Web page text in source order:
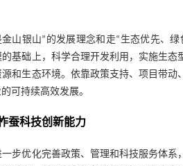
山银山”的发展理念和走“生态优先、
基础上，科学合理开发利用，实施生
和生态环境。依靠政策支持、项目带
可持续高效发展。
蚕科技创新能力
步优化完善政策、管理和科技服务体